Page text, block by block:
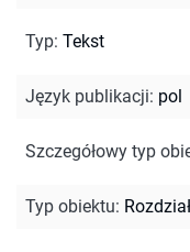
Typ: Tekst
Język publikacji: pol
Szczegółowy typ
Typ obiektu: Rozdział